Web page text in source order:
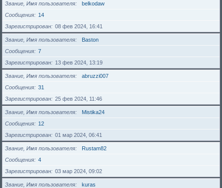
Звание, Имя пользователя
belkodaw
Сообщения
14
Зарегистрирован
08 фев 2024, 16:41
Звание, Имя пользователя
Baston
Сообщения
7
Зарегистрирован
13 фев 2024, 13:19
Звание, Имя пользователя
abruzzi007
Сообщения
31
Зарегистрирован
25 фев 2024, 11:46
Звание, Имя пользователя
Mistika24
Сообщения
12
Зарегистрирован
01 мар 2024, 06:41
Звание, Имя пользователя
Rustam82
Сообщения
4
Зарегистрирован
03 мар 2024, 09:02
Звание, Имя пользователя
kuras